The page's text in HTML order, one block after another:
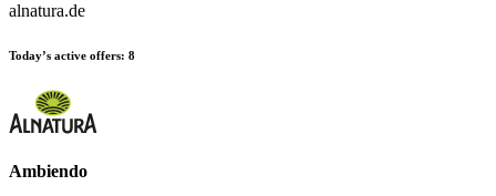
alnatura.de
Today’s active offers: 8
Ambiendo